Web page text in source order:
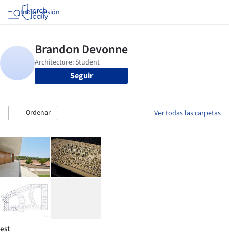
Iniciar sesión
Seguir
Ordenar Ver todas las carpetas
est